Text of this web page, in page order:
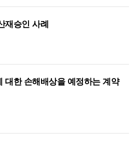
재승인 사례
대한 손해배상을 예정하는 계약